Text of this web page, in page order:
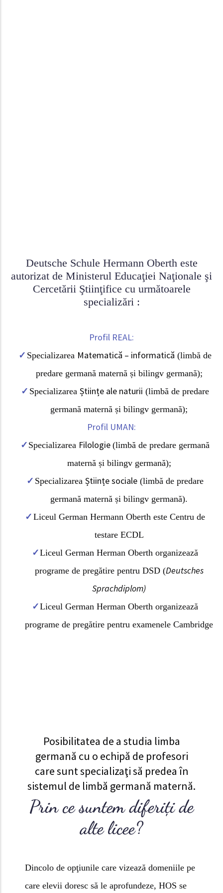
Deutsche Schule Hermann Oberth este
autorizat de Ministerul Educaţiei Naţionale şi
Cercetării Ştiinţifice cu următoarele
specializări :
Profil REAL:
Specializarea Matematică – informatică (limbă de
predare germană maternă și bilingv germană);
Specializarea Științe ale naturii (limbă de predare
germană maternă și bilingv germană);
Profil UMAN:
Specializarea Filologie (limbă de predare germană
maternă și bilingv germană);
Specializarea Științe sociale(limbă de predare
germană maternă și bilingv germană).
Liceul German Hermann Oberth este Centru de
testare ECDL
Liceul German Herman Oberth organizează
programe de pregătire pentru DSD (Deutsches
Sprachdiplom)
Liceul German Herman Oberth organizează
programe de pregătire pentru examenele Cambridge
Posibilitatea de a studia limba
germană cu o echipă de profesori
care sunt specializaţi să predea în
sistemul de limbă germană maternă.
Prin ce suntem diferiţi de
alte licee?
Dincolo de opţiunile care vizează domeniile pe
care elevii doresc să le aprofundeze, HOS se